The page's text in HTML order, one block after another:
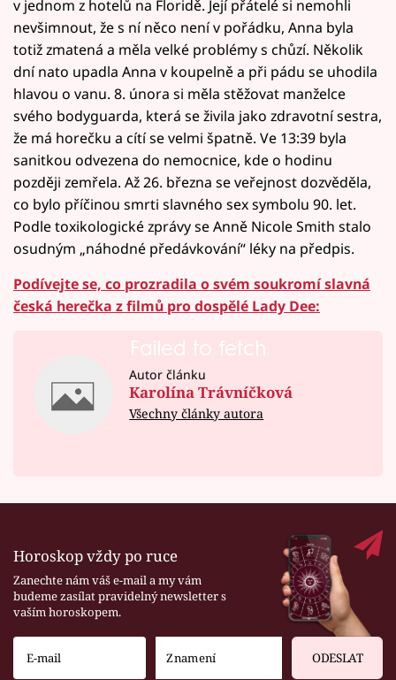
v jednom z hotelů na Floridě. Její přátelé si nemohli
nevšimnout, že s ní něco není v pořádku, Anna byla
totiž zmatená a měla velké problémy s chůzí. Několik
dní nato upadla Anna v koupelně a při pádu se uhodila
hlavou o vanu. 8. února si měla stěžovat manželce
svého bodyguarda, která se živila jako zdravotní sestra,
že má horečku a cítí se velmi špatně. Ve 13:39 byla
sanitkou odvezena do nemocnice, kde o hodinu
později zemřela. Až 26. března se veřejnost dozvěděla,
co bylo příčinou smrti slavného sex symbolu 90. let.
Podle toxikologické zprávy se Anně Nicole Smith stalo
osudným „náhodné předávkování“ léky na předpis.
Podívejte se, co prozradila o svém soukromí slavná
česká herečka z filmů pro dospělé Lady Dee:
Failed to fetch
Autor článku
Karolína Trávníčková
Všechny články autora
Horoskop vždy po ruce
Zanechte nám váš e-mail a my vám
budeme zasílat pravidelný newsletter s
vaším horoskopem.
ODESLAT